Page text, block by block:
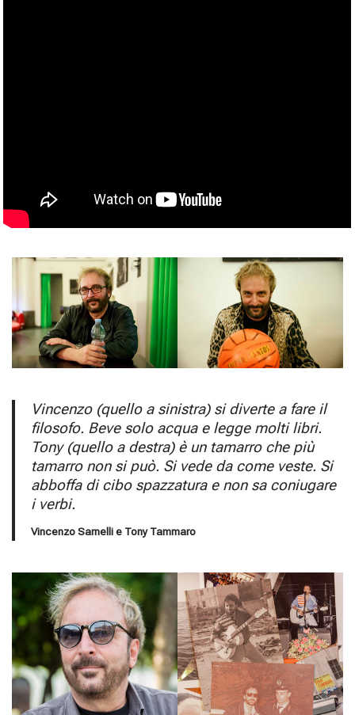
Vincenzo (quello a sinistra) si diverte a fare il
filosofo. Beve solo acqua e legge molti libri.
Tony (quello a destra) è un tamarro che più
tamarro non si può. Si vede da come veste. Si
abboffa di cibo spazzatura e non sa coniugare
i verbi.
Vincenzo Sarnelli e Tony Tammaro